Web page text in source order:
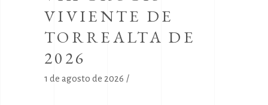
VIVIENTE DE
TORREALTA DE
2026
1 de agosto de 2026